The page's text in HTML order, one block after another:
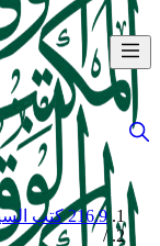
216.9 كتب السياسة الشرعية والأحكام السلطانية
/